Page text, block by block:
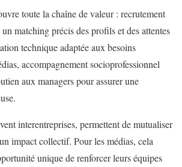
toute la chaîne de valeur : recrutement
matching précis des profils et des attentes
technique adaptée aux besoins
accompagnement socioprofessionnel
aux managers pour assurer une
interentreprises, permettent de mutualiser
impact collectif. Pour les médias, cela
unique de renforcer leurs équipes